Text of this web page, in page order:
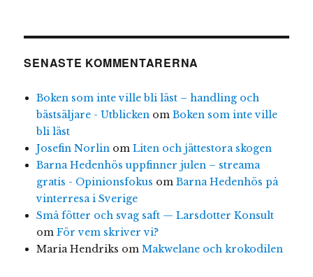
SENASTE KOMMENTARERNA
Boken som inte ville bli läst – handling och
bästsäljare - Utblickenom Boken som inte ville
bli läst
Josefin Norlinom Liten och jättestora skogen
Barna Hedenhös uppfinner julen – streama
gratis - Opinionsfokus om Barna Hedenhös på
vinterresa i Sverige
Små fötter och svag saft — Larsdotter Konsult
om För vem skriver vi?
Maria Hendriks om Makwelane och krokodilen